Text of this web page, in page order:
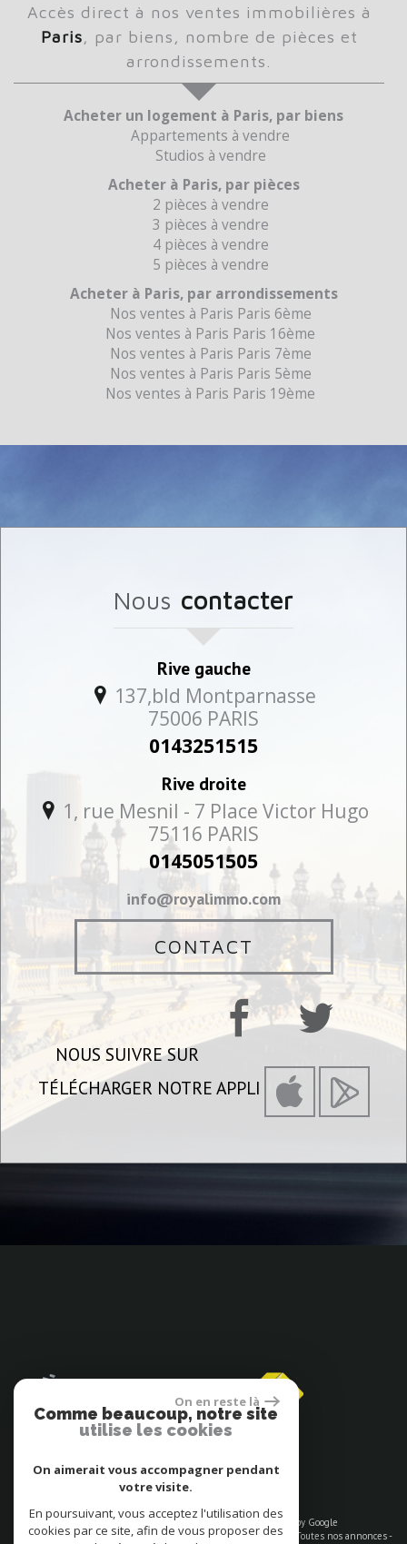
Accès direct à nos ventes immobilières à
Paris, par biens, nombre de pièces et
arrondissements.
Acheter un logement à Paris, par biens
Appartements à vendre
Studios à vendre
Acheter à Paris, par pièces
2 pièces à vendre
3 pièces à vendre
4 pièces à vendre
5 pièces à vendre
Acheter à Paris, par arrondissements
Nos ventes à Paris Paris 6ème
Nos ventes à Paris Paris 16ème
Nos ventes à Paris Paris 7ème
Nos ventes à Paris Paris 5ème
Nos ventes à Paris Paris 19ème
Nous contacter
Rive gauche
137,bld Montparnasse
75006 PARIS
0143251515
Rive droite
1, rue Mesnil - 7 Place Victor Hugo
75116 PARIS
0145051505
info@royalimmo.com
CONTACT
NOUS SUIVRE SUR
TÉLÉCHARGER NOTRE APPLI
Espace propriétaires
© 2026 | Tous droits réservés | Traduction powered by Google
Plan du site- Mentions légales- Nos honoraires -Liens- Admin Toutes nos annonces-
On en reste là
Comme beaucoup, notre site
utilise les cookies
On aimerait vous accompagner pendant
votre visite.
En poursuivant, vous acceptez l'utilisation des
cookies par ce site, afin de vous proposer des